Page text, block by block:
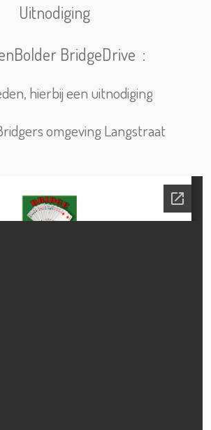
Uitnodiging
BridgeDrive :
hierbij een uitnodiging
omgeving Langstraat